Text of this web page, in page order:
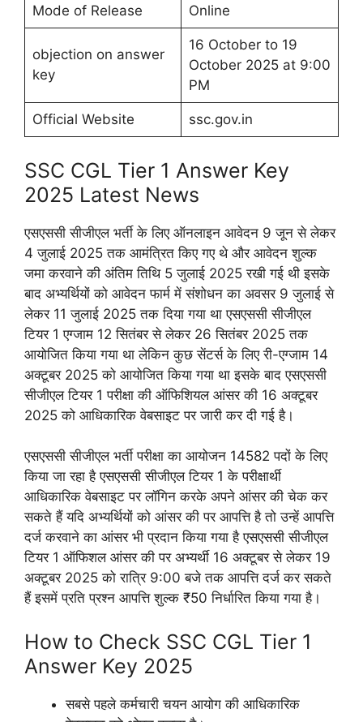
Mode of Release Online
objection on answer
key
16 October to 19
October 2025 at 9:00
PM
Official Website ssc.gov.in
SSC CGL Tier 1 Answer Key
2025 Latest News
एसएससी सीजीएल भर्ती के लिए ऑनलाइन आवेदन 9 जून से लेकर
4 जुलाई 2025 तक आमंत्रित किए गए थे और आवेदन शुल्क
जमा करवाने की अंतिम तिथि 5 जुलाई 2025 रखी गई थी इसके
बाद अभ्यर्थियों को आवेदन फार्म में संशोधन का अवसर 9 जुलाई से
लेकर 11 जुलाई 2025 तक दिया गया था एसएससी सीजीएल
टियर 1 एग्जाम 12 सितंबर से लेकर 26 सितंबर 2025 तक
आयोजित किया गया था लेकिन कुछ सेंटर्स के लिए री-एग्जाम 14
अक्टूबर 2025 को आयोजित किया गया था इसके बाद एसएससी
सीजीएल टियर 1 परीक्षा की ऑफिशियल आंसर की 16 अक्टूबर
2025 को आधिकारिक वेबसाइट पर जारी कर दी गई है।
एसएससी सीजीएल भर्ती परीक्षा का आयोजन 14582 पदों के लिए
किया जा रहा है एसएससी सीजीएल टियर 1 के परीक्षार्थी
आधिकारिक वेबसाइट पर लॉगिन करके अपने आंसर की चेक कर
सकते हैं यदि अभ्यर्थियों को आंसर की पर आपत्ति है तो उन्हें आपत्ति
दर्ज करवाने का आंसर भी प्रदान किया गया है एसएससी सीजीएल
टियर 1 ऑफिशल आंसर की पर अभ्यर्थी 16 अक्टूबर से लेकर 19
अक्टूबर 2025 को रात्रि 9:00 बजे तक आपत्ति दर्ज कर सकते
हैं इसमें प्रति प्रश्न आपत्ति शुल्क ₹50 निर्धारित किया गया है।
How to Check SSC CGL Tier 1
Answer Key 2025
सबसे पहले कर्मचारी चयन आयोग की आधिकारिक